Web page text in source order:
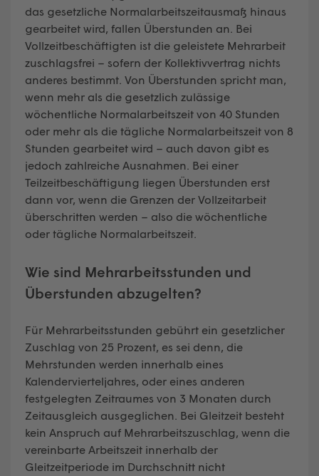
das gesetzliche Normalarbeitszeitausmaß hinaus
gearbeitet wird, fallen Überstunden an. Bei
Vollzeitbeschäftigten ist die geleistete Mehrarbeit
zuschlagsfrei – sofern der Kollektivvertrag nichts
anderes bestimmt. Von Überstunden spricht man,
wenn mehr als die gesetzlich zulässige
wöchentliche Normalarbeitszeit von 40 Stunden
oder mehr als die tägliche Normalarbeitszeit von 8
Stunden gearbeitet wird – auch davon gibt es
jedoch zahlreiche Ausnahmen. Bei einer
Teilzeitbeschäftigung liegen Überstunden erst
dann vor, wenn die Grenzen der Vollzeitarbeit
überschritten werden – also die wöchentliche
oder tägliche Normalarbeitszeit.
Wie sind Mehrarbeitsstunden und
Überstunden abzugelten?
Für Mehrarbeitsstunden gebührt ein gesetzlicher
Zuschlag von 25 Prozent, es sei denn, die
Mehrstunden werden innerhalb eines
Kalendervierteljahres, oder eines anderen
festgelegten Zeitraumes von 3 Monaten durch
Zeitausgleich ausgeglichen. Bei Gleitzeit besteht
kein Anspruch auf Mehrarbeitszuschlag, wenn die
vereinbarte Arbeitszeit innerhalb der
Gleitzeitperiode im Durchschnitt nicht